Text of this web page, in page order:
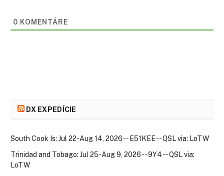
0 KOMENTÁRE
DX EXPEDÍCIE
South Cook Is: Jul 22-Aug 14, 2026 -- E51KEE -- QSL via: LoTW
Trinidad and Tobago: Jul 25-Aug 9, 2026 -- 9Y4 -- QSL via:
LoTW